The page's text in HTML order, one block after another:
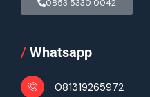
0853 5330 0042
/ Whatsapp
081319265972